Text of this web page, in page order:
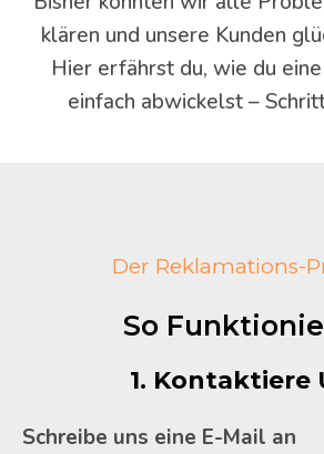
klären und unsere Kunden
Hier erfährst du, wie du
einfach abwickelst –
Der Reklamations-
So
1. Kontaktiere
Schreibe uns eine E-Mail an